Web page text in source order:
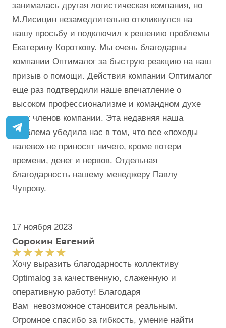
занималась другая логистическая компания, но
М.Лисицин незамедлительно откликнулся на
нашу просьбу и подключил к решению проблемы
Екатерину Короткову. Мы очень благодарны
компании Оптималог за быструю реакцию на наш
призыв о помощи. Действия компании Оптималог
еще раз подтвердили наше впечатление о
высоком профессионализме и командном духе
всех членов компании. Эта недавняя наша
проблема убедила нас в том, что все «походы
налево» не приносят ничего, кроме потери
времени, денег и нервов. Отдельная
благодарность нашему менеджеру Павлу
Чупрову.
17 ноября 2023
Сорокин Евгений
Хочу выразить благодарность коллективу
Optimalog за качественную, слаженную и
оперативную работу! Благодаря
Вам невозможное становится реальным.
Огромное спасибо за гибкость, умение найти